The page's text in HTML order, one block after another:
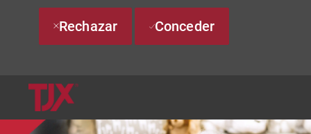
Rechazar Conceder